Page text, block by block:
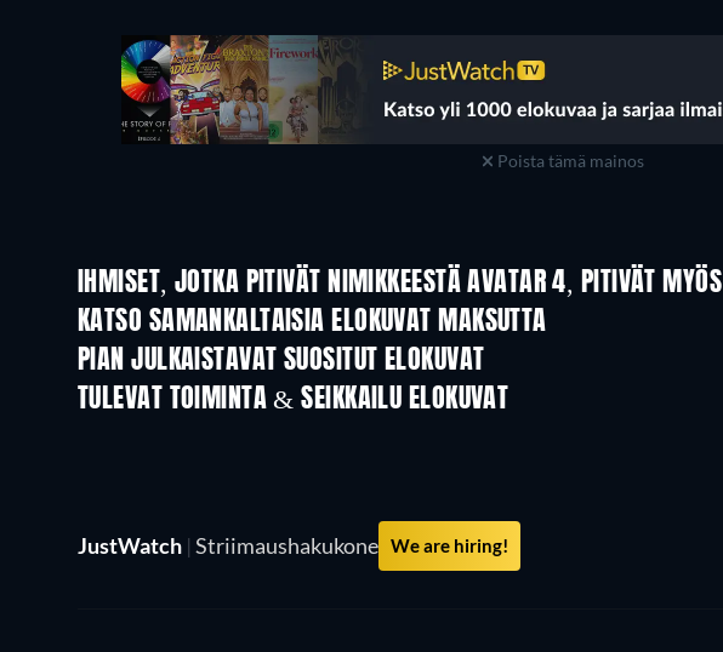
Poista tämä mainos
IHMISET, JOTKA PITIVÄT NIMIKKEESTÄ AVATAR 4, PITIVÄT MYÖS
KATSO SAMANKALTAISIA ELOKUVAT MAKSUTTA
PIAN JULKAISTAVAT SUOSITUT ELOKUVAT
TULEVAT TOIMINTA & SEIKKAILU ELOKUVAT
JustWatch | Striimaushakukone We are hiring!